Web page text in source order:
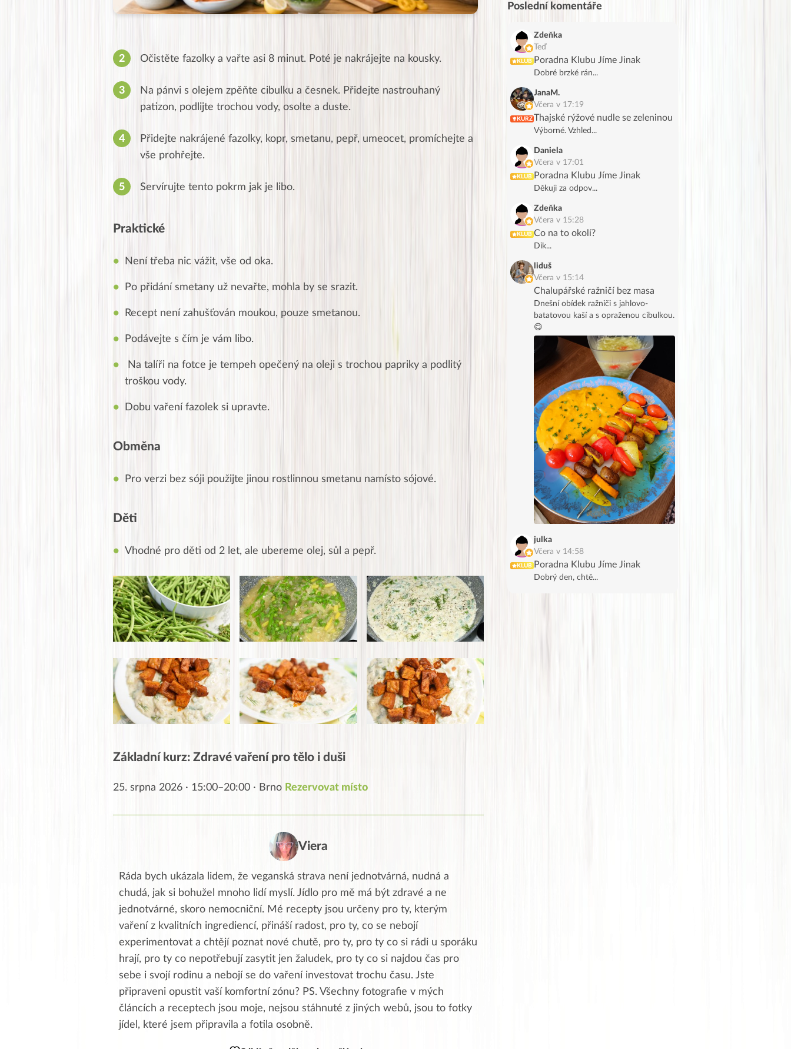
Očistěte fazolky a vařte asi 8 minut. Poté je nakrájejte na kousky.
Na pánvi s olejem zpěňte cibulku a česnek. Přidejte nastrouhaný
patizon, podlijte trochou vody, osolte a duste.
Přidejte nakrájené fazolky, kopr, smetanu, pepř, umeocet, promíchejte a
vše prohřejte.
Servírujte tento pokrm jak je libo.
Praktické
Není třeba nic vážit, vše od oka.
Po přidání smetany už nevařte, mohla by se srazit.
Recept není zahušťován moukou, pouze smetanou.
Podávejte s čím je vám libo.
Na talíři na fotce je tempeh opečený na oleji s trochou papriky a podlitý
troškou vody.
Dobu vaření fazolek si upravte.
Obměna
Pro verzi bez sóji použijte jinou rostlinnou smetanu namísto sójové.
Děti
Vhodné pro děti od 2 let, ale ubereme olej, sůl a pepř.
Základní kurz: Zdravé vaření pro tělo i duši
25. srpna 2026 · 15:00–20:00 · Brno Rezervovat místo
Viera
Ráda bych ukázala lidem, že veganská strava není jednotvárná, nudná a
chudá, jak si bohužel mnoho lidí myslí. Jídlo pro mě má být zdravé a ne
jednotvárné, skoro nemocniční. Mé recepty jsou určeny pro ty, kterým
vaření z kvalitních ingrediencí, přináší radost, pro ty, co se nebojí
experimentovat a chtějí poznat nové chutě, pro ty, pro ty co si rádi u sporáku
hrají, pro ty co nepotřebují zasytit jen žaludek, pro ty co si najdou čas pro
sebe i svojí rodinu a nebojí se do vaření investovat trochu času. Jste
připraveni opustit vaší komfortní zónu? PS. Všechny fotografie v mých
článcích a receptech jsou moje, nejsou stáhnuté z jiných webů, jsou to fotky
jídel, které jsem připravila a fotila osobně.
Poslední komentáře
KLUB
Zdeňka
Teď
Poradna Klubu Jíme Jinak
Dobré brzké rán...
KURZ
JanaM.
Včera v 17:19
Thajské rýžové nudle se zeleninou
Výborné. Vzhled...
KLUB
Daniela
Včera v 17:01
Poradna Klubu Jíme Jinak
Děkuji za odpov...
KLUB
Zdeňka
Včera v 15:28
Co na to okolí?
Dik...
liduš
Včera v 15:14
Chalupářské ražničí bez masa
Dnešní obídek ražniči s jahlovo-
batatovou kaší a s opraženou cibulkou.
😋
KLUB
julka
Včera v 14:58
Poradna Klubu Jíme Jinak
Dobrý den, chtě...